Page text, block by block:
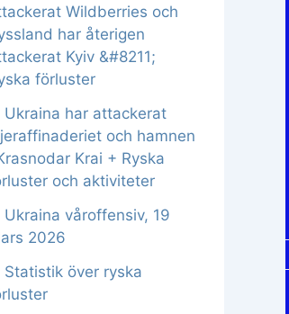
Wildberries och
har återigen
Kyiv &#8211;
förluster
Ukraina har attackerat
och hamnen
Krai + Ryska
och aktiviteter
Ukraina våroffensiv, 19
2026
Statistik över ryska